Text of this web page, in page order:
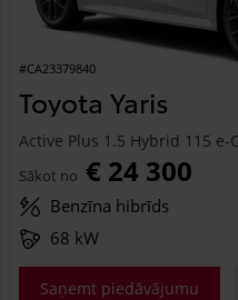
#CA23379840
Toyota Yaris
Active Plus 1.5 Hybrid 115 e-
Sākot no € 24 300
Benzīna hibrīds
68 kW
Saņemt piedāvājumu